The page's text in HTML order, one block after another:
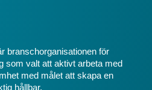
branschorganisationen för
som valt att aktivt arbeta med
med målet att skapa en
hållbar.